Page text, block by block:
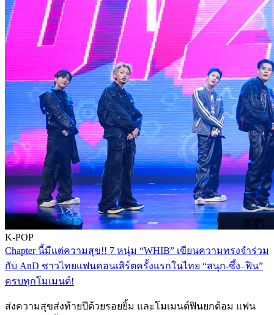
K-POP
Chapter นี้มีแต่ความสุข!! 7 หนุ่ม “WHIB” เขียนความทรงจำร่วม
กับ AnD ชาวไทยแฟนคอนเสิร์ตครั้งแรกในไทย “สนุก-ซึ้ง–ฟิน”
ครบทุกโมเมนต์!
ส่งความสุขส่งท้ายปีด้วยรอยยิ้ม และโมเมนต์ฟินยกด้อม แฟน